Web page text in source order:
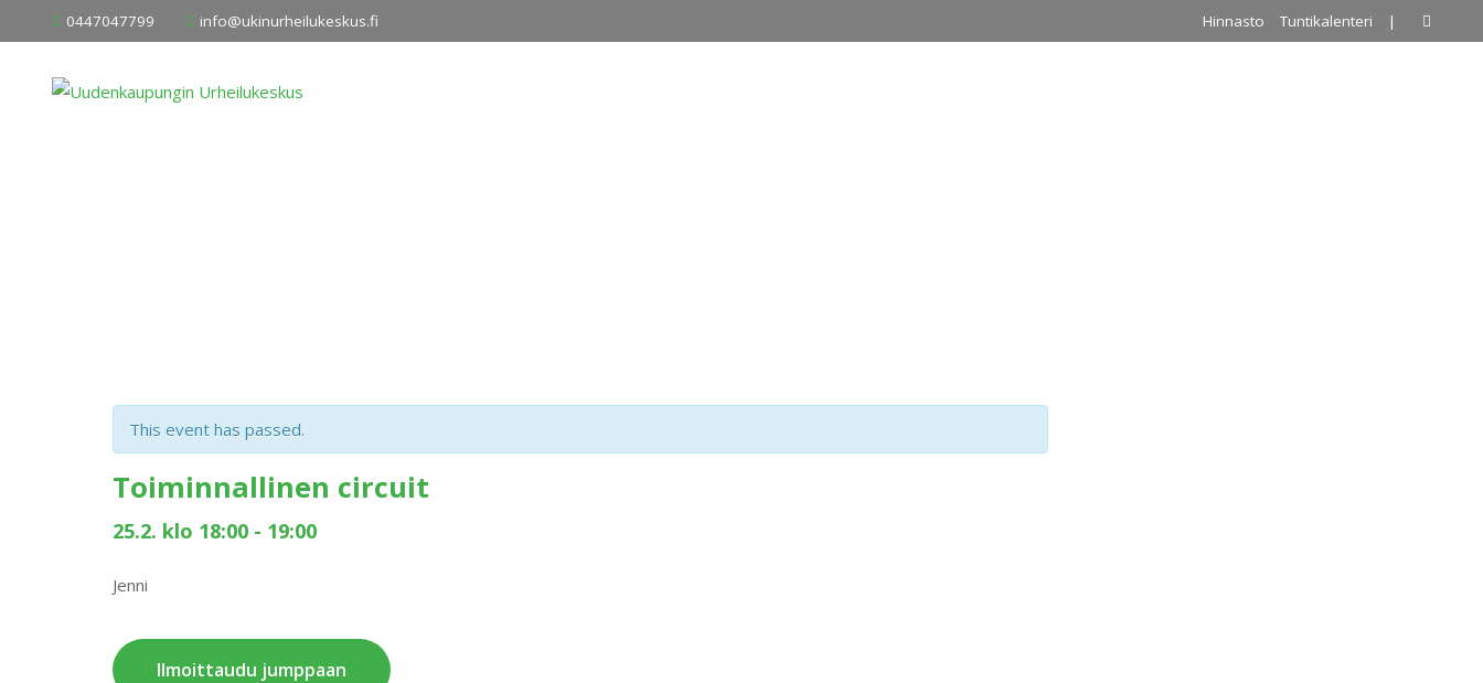
to
0447047799 info@ukinurheilukeskus.fi Hinnasto Tuntikalenteri |
This event has passed.
Toiminnallinen circuit
25.2. klo 18:00 - 19:00
Jenni
Ilmoittaudu jumppaan